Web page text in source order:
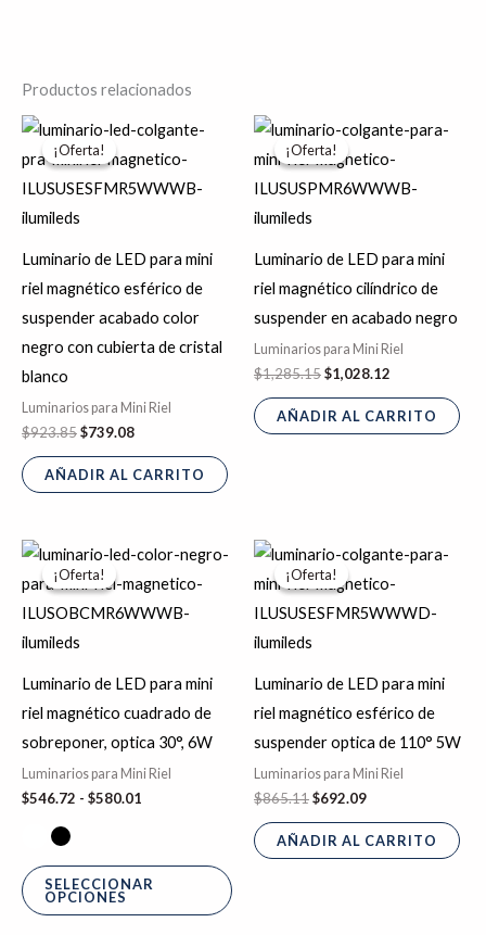
Productos relacionados
¡Oferta!
¡Oferta!
Luminario de LED para mini
riel magnético esférico de
suspender acabado color
negro con cubierta de cristal
blanco
Luminarios para Mini Riel
$923.85
precio
original
$923.85.
$739.08
precio
actual
$739.08.
AÑADIR AL CARRITO
¡Oferta!
¡Oferta!
Luminario de LED para mini
riel magnético cilíndrico de
suspender en acabado negro
Luminarios para Mini Riel
$1,285.15
El
precio
original
$1,285.15.
$1,028.12
El
precio
actual
$1,028.12.
AÑADIR AL CARRITO
¡Oferta!
¡Oferta!
Luminario de LED para mini
riel magnético cuadrado de
sobreponer, optica 30°, 6W
Luminarios para Mini Riel
$546.72 - $580.01
Rango
de
precios:
$546.72
SELECCIONAR
OPCIONES
Este
producto
tiene
múltiples
pueden
¡Oferta!
¡Oferta!
Luminario de LED para mini
riel magnético esférico de
suspender optica de 110° 5W
Luminarios para Mini Riel
$865.11
precio
original
$865.11.
$692.09
precio
actual
$692.09.
AÑADIR AL CARRITO